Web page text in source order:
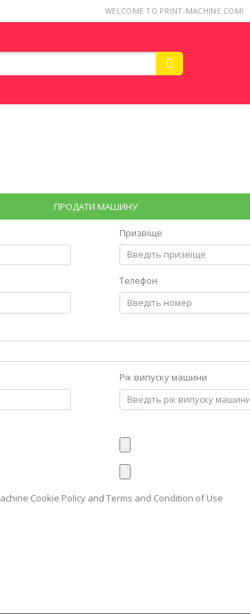
WELCOME TO PRINT-MACHINE.COM!
ПРОДАТИ МАШИНУ
Призвіще
Телефон
Рік випуску машини
Cookie Policy and Terms and Condition of Use